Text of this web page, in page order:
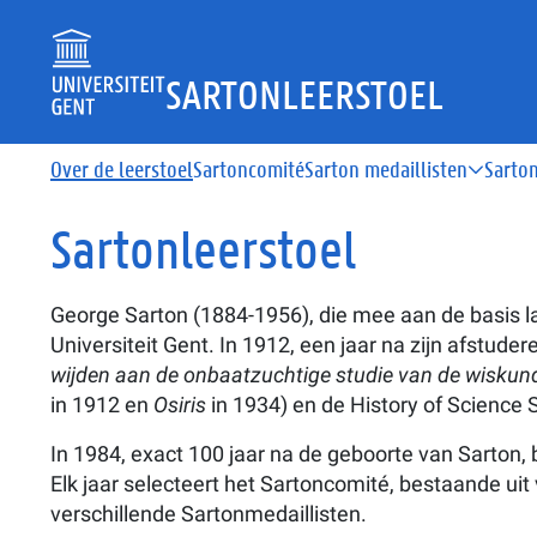
SARTONLEERSTOEL
Hoofdnavigatie
Over de leerstoelSartoncomitéSarton medaillisten
Sartonleerstoel
George Sarton (1884-1956), die mee aan de
Universiteit Gent. In 1912, een jaar na zijn
wijden aan de onbaatzuchtige studie van de
in 1912 en Osiris in 1934) en de History of Science
In 1984, exact 100 jaar na de geboorte van
Elk jaar selecteert het Sartoncomité, bestaande
verschillende Sartonmedaillisten.